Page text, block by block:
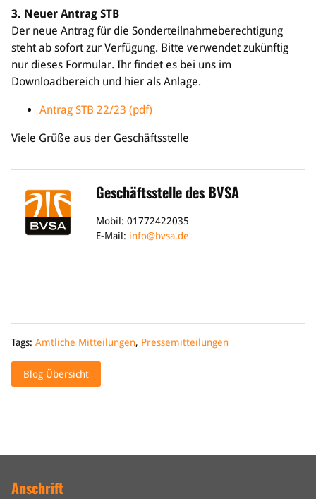
Externe Bildungsangebote
Service
Stellenangebote
Downloads
Kontakt
3. Neuer Antrag STB
Der neue Antrag für die Sonderteilnahmeberechtigung
steht ab sofort zur Verfügung. Bitte verwendet zukünftig
nur dieses Formular. Ihr findet es bei uns im
Downloadbereich und hier als Anlage.
Antrag STB 22/23 (pdf)
Viele Grüße aus der Geschäftsstelle
Geschäftsstelle des BVSA
Mobil: 01772422035
E-Mail: info@bvsa.de
Tags: Amtliche Mitteilungen, Pressemitteilungen
Blog Übersicht
Anschrift